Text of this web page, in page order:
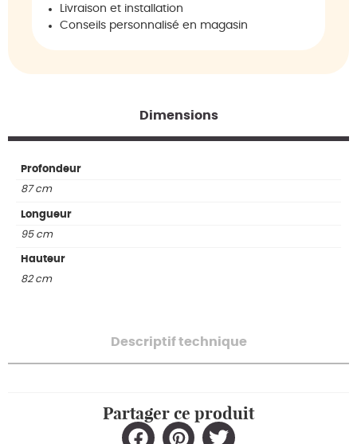
Livraison et installation
Conseils personnalisé en magasin
Dimensions
Descriptif technique
Profondeur
87 cm
Longueur
95 cm
Hauteur
82 cm
Partager ce produit